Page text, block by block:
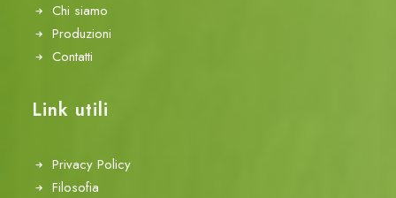
Chi siamo
Produzioni
Contatti
Link utili
Privacy Policy
Filosofia